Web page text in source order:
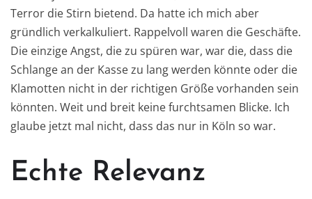
Terror die Stirn bietend. Da hatte ich mich aber
gründlich verkalkuliert. Rappelvoll waren die Geschäfte.
Die einzige Angst, die zu spüren war, war die, dass die
Schlange an der Kasse zu lang werden könnte oder die
Klamotten nicht in der richtigen Größe vorhanden sein
könnten. Weit und breit keine furchtsamen Blicke. Ich
glaube jetzt mal nicht, dass das nur in Köln so war.
Echte Relevanz